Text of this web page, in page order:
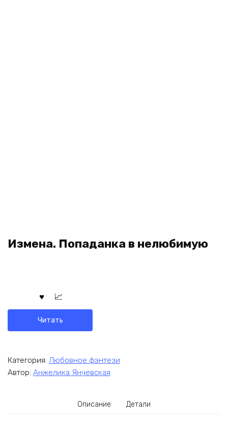
Измена. Попаданка в нелюбимую
Читать
Категория: Любовное фэнтези
Автор: Анжелика Янчевская
Описание Детали